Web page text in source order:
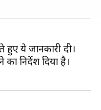
हुए ये जानकारी दी।
निर्देश दिया है।